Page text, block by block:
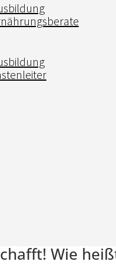
Wie